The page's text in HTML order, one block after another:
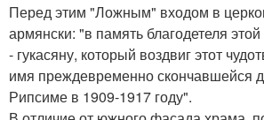
Перед этим "Ложным" входом в
армянски: "в память благодетеля
- гукасяну, который воздвиг этот
имя преждевременно скончавшейся
Рипсиме в 1909-1917 году".